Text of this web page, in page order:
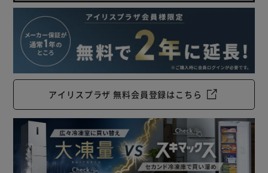
アイリスプラザ 無料会員登録はこちら